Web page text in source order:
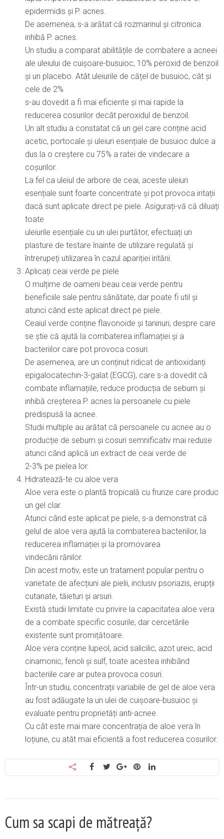
epidermidis și P. acnes.
De asemenea, s-a arătat că rozmarinul și citronica
inhibă P. acnes.
Un studiu a comparat abilitățile de combatere a acneei
ale uleiului de cuișoare-busuioc, 10% peroxid de benzoil
și un placebo. Atât uleiurile de cățel de busuioc, cât și
cele de 2%
s-au dovedit a fi mai eficiente și mai rapide la
reducerea cosurilor decât peroxidul de benzoil.
Un alt studiu a constatat că un gel care conține acid
acetic, portocale și uleiuri esențiale de busuioc dulce a
dus la o creștere cu 75% a ratei de vindecare a
coșurilor.
La fel ca uleiul de arbore de ceai, aceste uleiuri
esențiale sunt foarte concentrate și pot provoca iritații
dacă sunt aplicate direct pe piele. Asigurați-vă că diluați
toate
uleiurile esențiale cu un ulei purtător, efectuați un
plasture de testare înainte de utilizare regulată și
întrerupeți utilizarea în cazul apariției iritării.
Aplicați ceai verde pe piele
O mulțime de oameni beau ceai verde pentru
beneficiile sale pentru sănătate, dar poate fi util și
atunci când este aplicat direct pe piele.
Ceaiul verde conține flavonoide și taninuri, despre care
se știe că ajută la combaterea inflamației și a
bacteriilor care pot provoca cosuri.
De asemenea, are un conținut ridicat de antioxidanți
epigalocatechin-3-galat (EGCG), care s-a dovedit că
combate inflamațiile, reduce producția de sebum și
inhibă creșterea P. acnes la persoanele cu piele
predispusă la acnee.
Studii multiple au arătat că persoanele cu acnee au o
producție de sebum și cosuri semnificativ mai reduse
atunci când aplică un extract de ceai verde de
2-3% pe pielea lor.
Hidratează-te cu aloe vera
Aloe vera este o plantă tropicală cu frunze care produc
un gel clar.
Atunci când este aplicat pe piele, s-a demonstrat că
gelul de aloe vera ajută la combaterea bacteriilor, la
reducerea inflamației și la promovarea
vindecării rănilor.
Din acest motiv, este un tratament popular pentru o
varietate de afecțiuni ale pielii, inclusiv psoriazis, erupții
cutanate, tăieturi și arsuri.
Există studii limitate cu privire la capacitatea aloe vera
de a combate specific cosurile, dar cercetările
existente sunt promițătoare.
Aloe vera conține lupeol, acid salicilic, azot ureic, acid
cinamonic, fenoli și sulf, toate acestea inhibând
bacteriile care ar putea provoca cosuri.
Într-un studiu, concentrații variabile de gel de aloe vera
au fost adăugate la un ulei de cuișoare-busuioc și
evaluate pentru proprietăți anti-acnee.
Cu cât este mai mare concentrația de aloe vera în
loțiune, cu atât mai eficientă a fost reducerea cosurilor.
Cum sa scapi de mătreață?